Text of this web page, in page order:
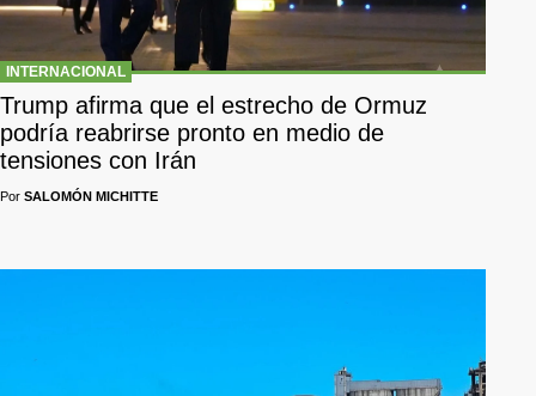
INTERNACIONAL
Trump afirma que el estrecho de Ormuz
podría reabrirse pronto en medio de
tensiones con Irán
Por SALOMÓN MICHITTE